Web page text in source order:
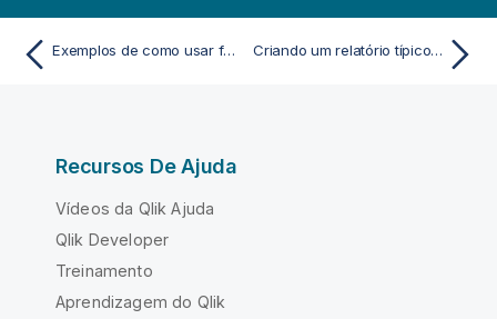
Exemplos de como usar funções chi2-test em gráficos Criando um relatório típico de t-test
Recursos De Ajuda
Vídeos da Qlik Ajuda
Qlik Developer
Treinamento
Aprendizagem do Qlik